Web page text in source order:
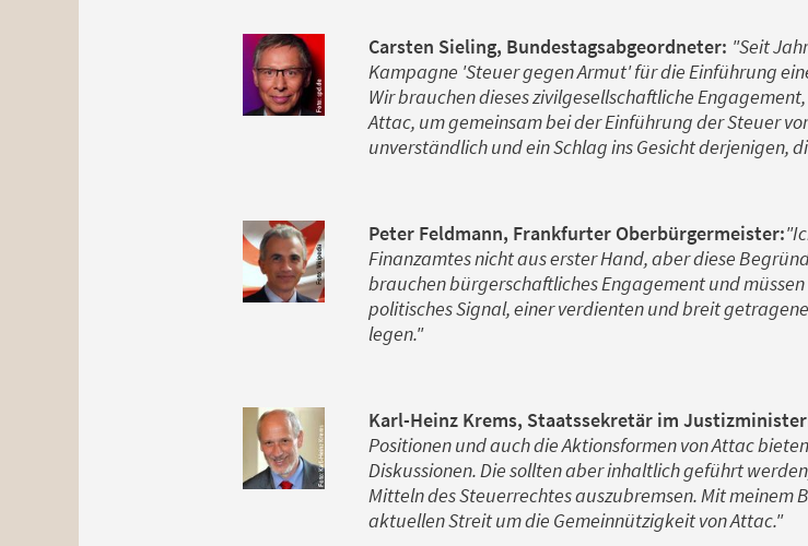
Carsten Sieling, Bundestagsabgeordneter: "Seit
Kampagne 'Steuer gegen Armut' für die Einführung
Wir brauchen dieses zivilgesellschaftliche
Attac, um gemeinsam bei der Einführung der Steuer
unverständlich und ein Schlag ins Gesicht derjenigen,
Peter Feldmann, Frankfurter Oberbürgermeister:
Finanzamtes nicht aus erster Hand, aber diese
brauchen bürgerschaftliches Engagement und
politisches Signal, einer verdienten und breit
legen."
Karl-Heinz Krems, Staatssekretär im
Positionen und auch die Aktionsformen von Attac
Diskussionen. Die sollten aber inhaltlich geführt
Mitteln des Steuerrechtes auszubremsen. Mit meinem
aktuellen Streit um die Gemeinnützigkeit von Attac."